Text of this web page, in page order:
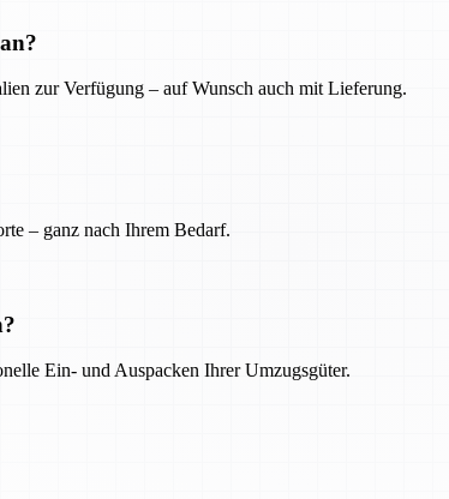
zur Verfügung – auf Wunsch auch mit Lieferung.
– ganz nach Ihrem Bedarf.
Ein- und Auspacken Ihrer Umzugsgüter.